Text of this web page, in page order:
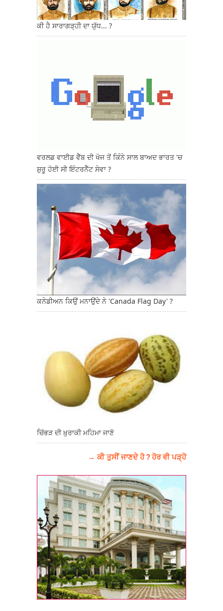
ਕੀ ਹੈ ਸਾਰਾਗੜ੍ਹੀ ਦਾ ਯੁੱਧ... ?
ਵਰਲਡ ਵਾਈਡ ਵੈੱਬ ਦੀ ਖੋਜ ਤੋਂ ਕਿੰਨੇ ਸਾਲ ਬਾਅਦ ਭਾਰਤ 'ਚ
ਸ਼ੁਰੂ ਹੋਈ ਸੀ ਇੰਟਰਨੈੱਟ ਸੇਵਾ ?
ਕਨੇਡੀਅਨ ਕਿਉਂ ਮਨਾਉਂਦੇ ਨੇ 'Canada Flag Day' ?
ਚਿੱਭੜ ਦੀ ਖ਼ੁਰਾਕੀ ਮਹਿਮਾ ਜਾਣੋ
→ ਕੀ ਤੁਸੀਂ ਜਾਣਦੇ ਹੋ ? ਹੋਰ ਵੀ ਪੜ੍ਹੋ